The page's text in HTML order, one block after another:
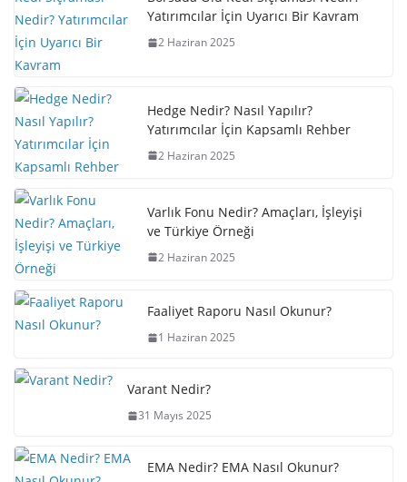
Yatırımcılar İçin Uyarıcı Bir Kavram
2 Haziran 2025
Hedge Nedir? Nasıl Yapılır?
Yatırımcılar İçin Kapsamlı Rehber
2 Haziran 2025
Varlık Fonu Nedir? Amaçları, İşleyişi
ve Türkiye Örneği
2 Haziran 2025
Faaliyet Raporu Nasıl Okunur?
1 Haziran 2025
Varant Nedir?
31 Mayıs 2025
EMA Nedir? EMA Nasıl Okunur?